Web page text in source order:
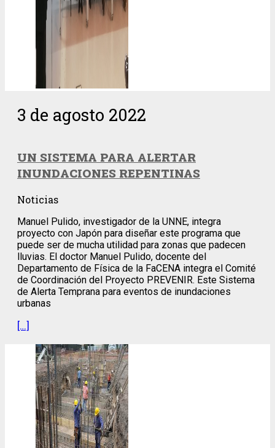
3 de agosto 2022
UN SISTEMA PARA ALERTAR
INUNDACIONES REPENTINAS
Noticias
Manuel Pulido, investigador de la UNNE, integra
proyecto con Japón para diseñar este programa que
puede ser de mucha utilidad para zonas que padecen
lluvias. El doctor Manuel Pulido, docente del
Departamento de Física de la FaCENA integra el Comité
de Coordinación del Proyecto PREVENIR. Este Sistema
de Alerta Temprana para eventos de inundaciones
urbanas
[…]